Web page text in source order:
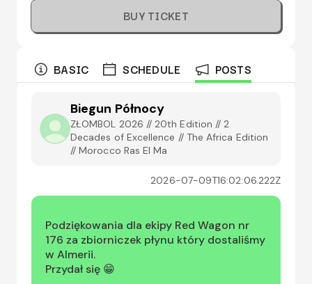
BUY TICKET
BASIC SCHEDULE POSTS
Biegun Północy
ZŁOMBOL 2026 // 20th Edition // 2
Decades of Excellence // The Africa Edition
// Morocco Ras El Ma
2026-07-09T16:02:06.222Z
Podziękowania dla ekipy Red Wagon nr
176 za zbiorniczek płynu który dostaliśmy
w Almerii.
Przydał się 😁